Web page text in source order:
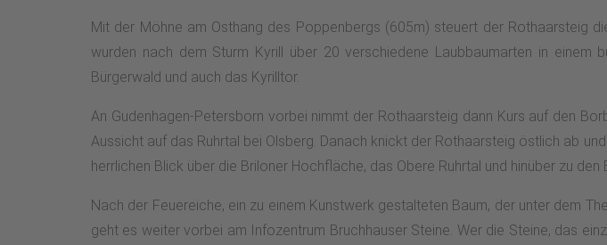
Mit der Möhne am Osthang des Poppenbergs (605m) steuert der Rothaarsteig
wurden nach dem Sturm Kyrill über 20 verschiedene Laubbaumarten in
Bürgerwald und auch das Kyrilltor.
An Gudenhagen-Petersborn vorbei nimmt der Rothaarsteig dann Kurs auf den
Aussicht auf das Ruhrtal bei Olsberg. Danach knickt der Rothaarsteig östlich ab
herrlichen Blick über die Briloner Hochfläche, das Obere Ruhrtal und hinüber zu den
Nach der Feuereiche, ein zu einem Kunstwerk gestalteten Baum, der unter dem
geht es weiter vorbei am Infozentrum Bruchhauser Steine. Wer die Steine, das